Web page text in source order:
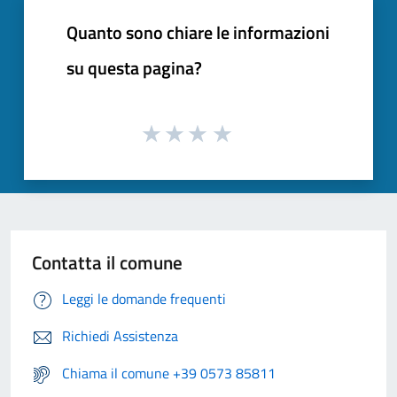
Quanto sono chiare le informazioni
su questa pagina?
Contatta il comune
Leggi le domande frequenti
Richiedi Assistenza
Chiama il comune +39 0573 85811